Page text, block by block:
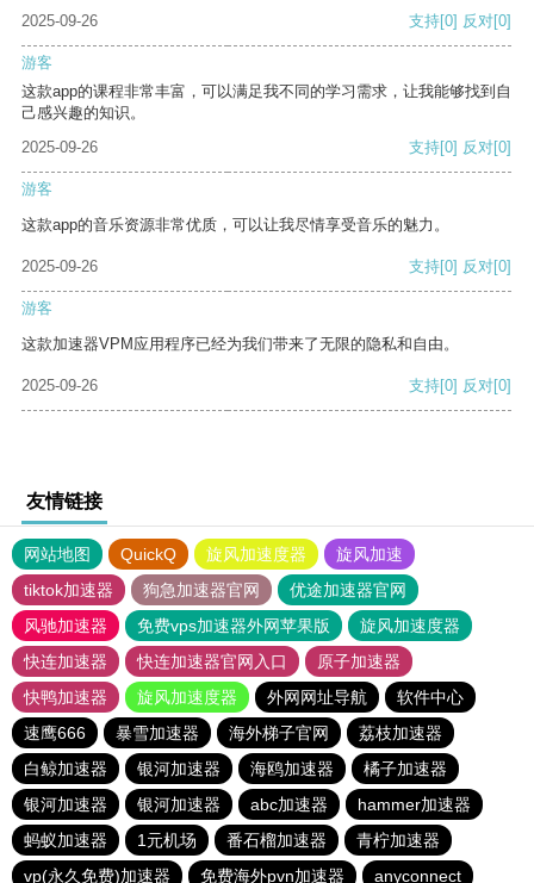
2025-09-26
支持[0] 反对[0]
游客
这款app的课程非常丰富，可以满足我不同的学习需求，让我能够找到自
己感兴趣的知识。
2025-09-26
支持[0] 反对[0]
游客
这款app的音乐资源非常优质，可以让我尽情享受音乐的魅力。
2025-09-26 支持[0] 反对[0]
游客
这款加速器VPM应用程序已经为我们带来了无限的隐私和自由。
2025-09-26 支持[0] 反对[0]
友情链接
网站地图 QuickQ 旋风加速度器
旋风加速
tiktok加速器
狗急加速器官网
优途加速器官网
风驰加速器
免费vps加速器外网苹果版
旋风加速度器
快连加速器
快连加速器官网入口
原子加速器
快鸭加速器
旋风加速度器 外网网址导航
软件中心
速鹰666
暴雪加速器 海外梯子官网
荔枝加速器
白鲸加速器
银河加速器 海鸥加速器
橘子加速器
银河加速器
银河加速器 abc加速器
hammer加速器
蚂蚁加速器
1元机场 番石榴加速器
青柠加速器
vp(永久免费)加速器
免费海外pvn加速器 anyconnect